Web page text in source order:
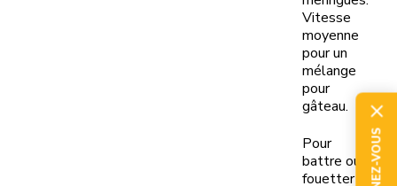
Vitesse
moyenne
pour un
mélange
pour
gâteau.
Pour
battre ou
fouetter à